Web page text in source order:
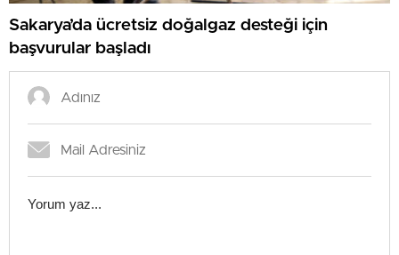
Sakarya’da ücretsiz doğalgaz desteği için
başvurular başladı